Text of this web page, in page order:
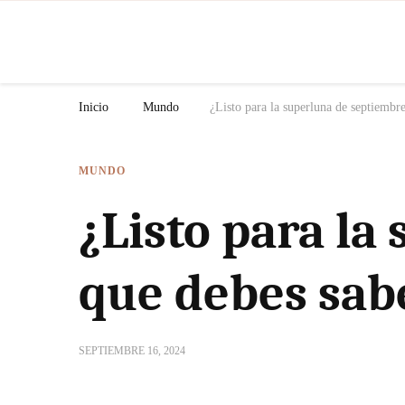
Inicio Mundo ¿Listo para la superluna de
MUNDO
¿Listo para la
que debes
SEPTIEMBRE 16, 2024